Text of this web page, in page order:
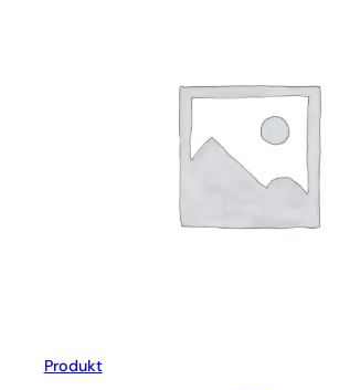
Produkt